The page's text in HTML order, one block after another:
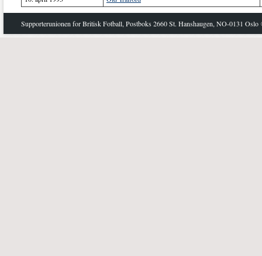
Supporterunionen for Britisk Fotball, Postboks 2660 St. Hanshaugen, NO-0131